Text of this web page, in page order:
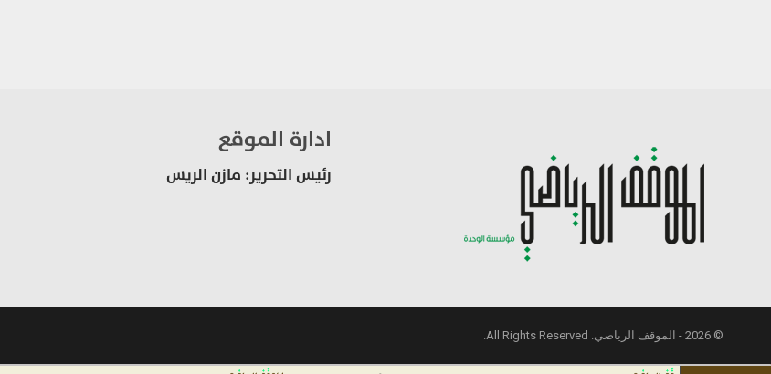
ادارة الموقع
رئيس التحرير: مازن الريس
© 2026 - الموقف الرياضي. All Rights Reserved.